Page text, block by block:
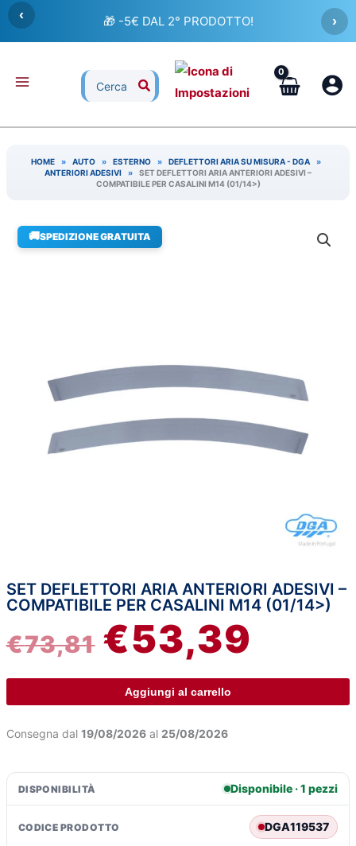
Vai
contenuto
‹ 🎁 -5€ DAL 2° PRODOTTO! ›
Ricerca
per:
HOME » AUTO » ESTERNO » DEFLETTORI ARIA SU MISURA - DGA
»
ANTERIORI ADESIVI
»
SET DEFLETTORI ARIA ANTERIORI ADESIVI –
COMPATIBILE PER CASALINI M14 (01/14>)
🚚SPEDIZIONE GRATUITA
SET DEFLETTORI ARIA ANTERIORI ADESIVI –
COMPATIBILE PER CASALINI M14 (01/14>)
€73,81
IL
PREZZO
ORIGINALE
ERA:
€73,81.
€53,39
IL
È:
Set
deflettori
anteriori
-
Casalini
(01/14>)
quantità
Aggiungi al carrello
Consegna dal 19/08/2026al 25/08/2026
DISPONIBILITÀ Disponibile · 1 pezzi
CODICE PRODOTTO DGA119537